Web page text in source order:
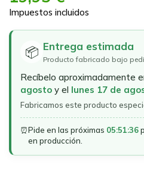
Impuestos incluidos
📦 Entrega estimada
Producto fabricado bajo
Recíbelo aproximadamente
agosto y el lunes 17 de
Fabricamos este producto
⏰Pide en las próximas 05:51:36
en producción.